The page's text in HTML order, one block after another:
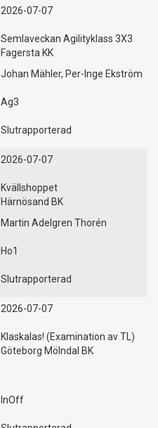
2026-07-07
Semlaveckan Agilityklass 3X3
Fagersta KK
Johan Mähler, Per-Inge Ekström
Ag3
Slutrapporterad
2026-07-07
Kvällshoppet
Härnösand BK
Martin Adelgren Thorén
Ho1
Slutrapporterad
2026-07-07
Klaskalas! (Examination av TL)
Göteborg Mölndal BK
InOff